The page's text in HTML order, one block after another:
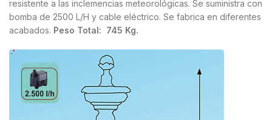
resistente a las inclemencias meteorológicas. Se suministra con
bomba de 2500 L/H y cable eléctrico. Se fabrica en diferentes
acabados. Peso Total: 745 Kg.